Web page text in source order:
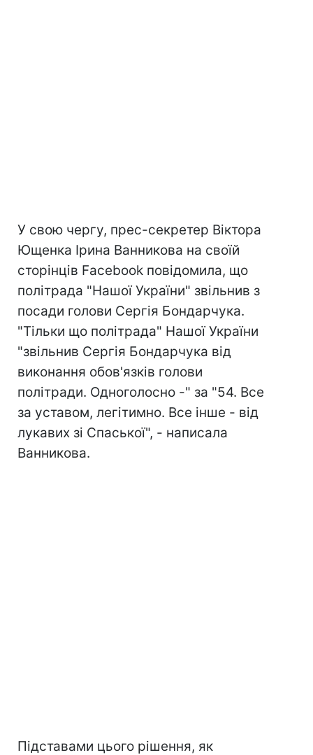
У свою чергу, прес-секретер Віктора
Ющенка Ірина Ванникова на своїй
сторінців Facebook повідомила, що
політрада "Нашої України" звільнив з
посади голови Сергія Бондарчука.
"Тільки що політрада" Нашої України
"звільнив Сергія Бондарчука від
виконання обов'язків голови
політради. Одноголосно -" за "54. Все
за уставом, легітимно. Все інше - від
лукавих зі Спаської", - написала
Ванникова.
Підставами цього рішення, як